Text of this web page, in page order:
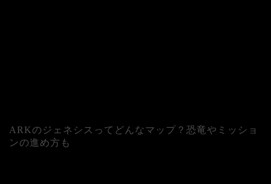
ARKのジェネシスってどんなマップ？恐竜やミッショ
ンの進め方も